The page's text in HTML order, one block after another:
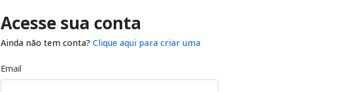
Acesse sua conta
Ainda não tem conta? Clique aqui para criar uma
Email